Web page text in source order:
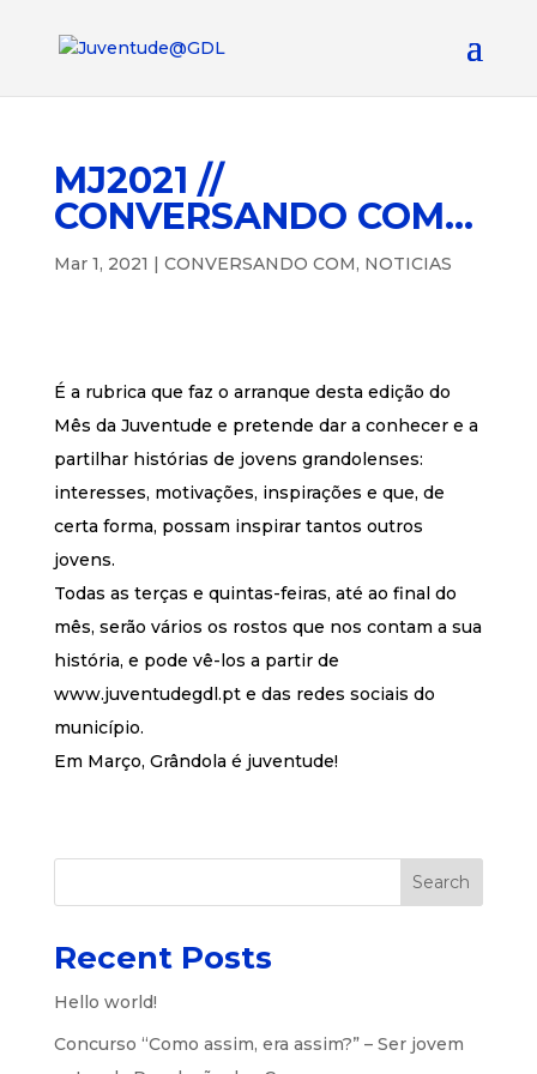
MJ2021 //
CONVERSANDO COM…
Mar 1, 2021 | CONVERSANDO COM, NOTICIAS
É a rubrica que faz o arranque desta edição do
Mês da Juventude e pretende dar a conhecer e a
partilhar histórias de jovens grandolenses:
interesses, motivações, inspirações e que, de
certa forma, possam inspirar tantos outros
jovens.
Todas as terças e quintas-feiras, até ao final do
mês, serão vários os rostos que nos contam a sua
história, e pode vê-los a partir de
www.juventudegdl.pt e das redes sociais do
município.
Em Março, Grândola é juventude!
Search
Recent Posts
Hello world!
Concurso “Como assim, era assim?” – Ser jovem